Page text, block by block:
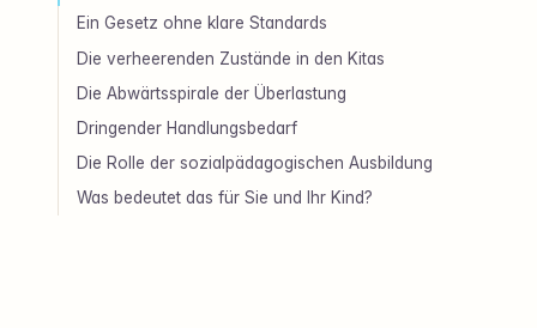
Ein Gesetz ohne klare Standards
Die verheerenden Zustände in den Kitas
Die Abwärtsspirale der Überlastung
Dringender Handlungsbedarf
Die Rolle der sozialpädagogischen Ausbildung
Was bedeutet das für Sie und Ihr Kind?